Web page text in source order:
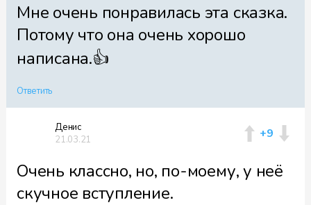
Мне очень понравилась эта сказка.
Потому что она очень хорошо
написана.👍
Ответить
Денис
21.03.21
+9
Очень классно, но, по-моему, у неё
скучное вступление.